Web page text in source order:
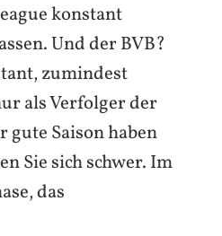
konstant
Und der BVB?
zumindest
als Verfolger der
gute Saison haben
Sie sich schwer. Im
das